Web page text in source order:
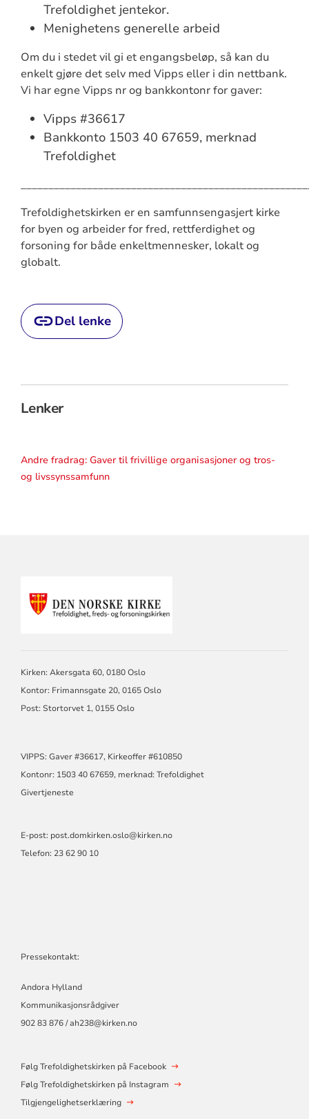
Trefoldighet jentekor.
Menighetens generelle arbeid
Om du i stedet vil gi et engangsbeløp, så kan du
enkelt gjøre det selv med Vipps eller i din nettbank.
Vi har egne Vipps nr og bankkontonr for gaver:
Vipps #36617
Bankkonto 1503 40 67659, merknad
Trefoldighet
Trefoldighetskirken er en samfunnsengasjert kirke
for byen og arbeider for fred, rettferdighet og
forsoning for både enkeltmennesker, lokalt og
globalt.
Del lenke
Lenker
Andre fradrag: Gaver til frivillige organisasjoner og tros-
og livssynssamfunn
Kirken: Akersgata 60, 0180 Oslo
Kontor: Frimannsgate 20, 0165 Oslo
Post: Stortorvet 1, 0155 Oslo
VIPPS: Gaver #36617, Kirkeoffer #610850
Kontonr: 1503 40 67659, merknad: Trefoldighet
Givertjeneste
E-post: post.domkirken.oslo@kirken.no
Telefon: 23 62 90 10
Pressekontakt:
Andora Hylland
Kommunikasjonsrådgiver
902 83 876 / ah238@kirken.no
Følg Trefoldighetskirken på Facebook
Følg Trefoldighetskirken på Instagram
Tilgjengelighetserklæring